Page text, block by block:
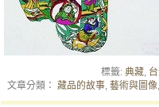
標籤: 典藏,
文章分類： 藏品的故事, 藝術與圖像,